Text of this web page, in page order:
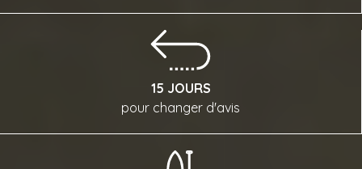
15 JOURS
pour changer d'avis